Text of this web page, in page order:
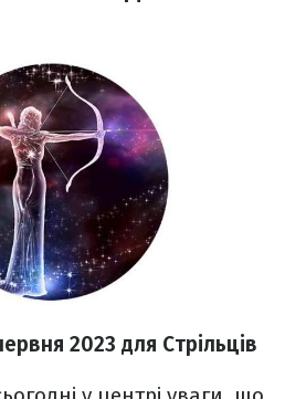
2023 для Стрільців